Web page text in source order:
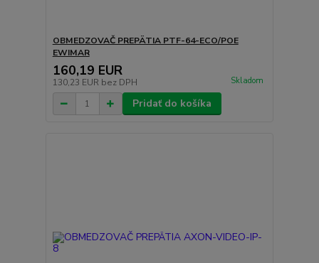
OBMEDZOVAČ PREPÄTIA PTF-64-ECO/POE
EWIMAR
160,19 EUR
130,23 EUR bez DPH Skladom
Pridať do košíka